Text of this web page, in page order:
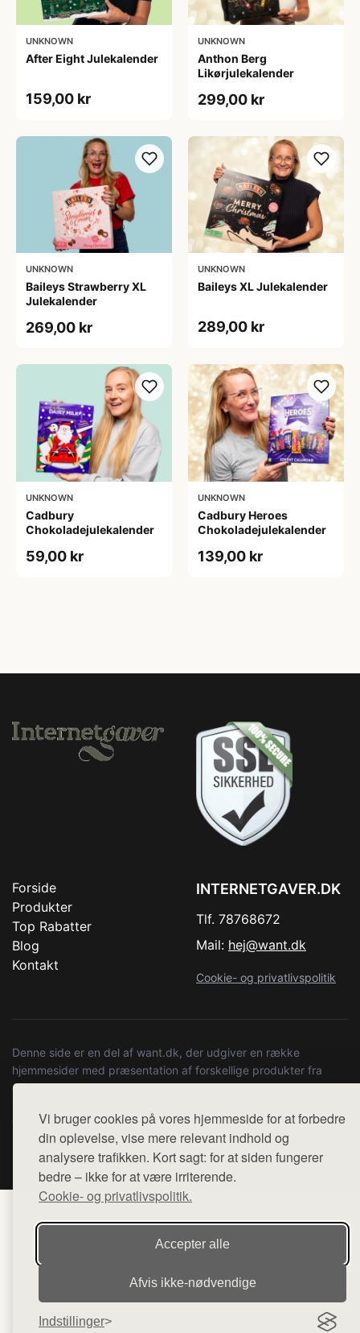
Vi bruger cookies på vores hjemmeside for at forbedre
din oplevelse, vise mere relevant indhold og
analysere trafikken. Kort sagt: for at siden fungerer
bedre – ikke for at være irriterende.
Cookie- og privatlivspolitik.
Accepter alle
Afvis ikke‑nødvendige
Indstillinger
UNKNOWN
After Eight Julekalender
159,00 kr
UNKNOWN
Anthon Berg
Likørjulekalender
299,00 kr
UNKNOWN
Baileys Strawberry XL
Julekalender
269,00 kr
UNKNOWN
Baileys XL Julekalender
289,00 kr
UNKNOWN
Cadbury
Chokoladejulekalender
59,00 kr
UNKNOWN
Cadbury Heroes
Chokoladejulekalender
139,00 kr
Forside
Produkter
Top Rabatter
Blog
Kontakt
INTERNETGAVER.DK
Tlf. 78768672
Mail: hej@want.dk
Cookie- og privatlivspolitik
Denne side er en del af want.dk, der udgiver en række
hjemmesider med præsentation af forskellige produkter fra
diverse webshops. Der sælges ikke varer fra denne side - vi
varerne på lager.
© 2026 internetgaver.dk. Alle rettigheder forbeholdes.